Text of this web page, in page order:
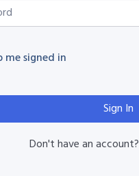
me signed in
Sign In
Don't have an account?